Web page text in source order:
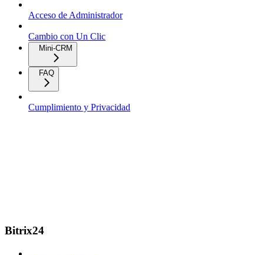
Acceso de Administrador
Cambio con Un Clic
Mini-CRM
FAQ
Cumplimiento y Privacidad
Bitrix24